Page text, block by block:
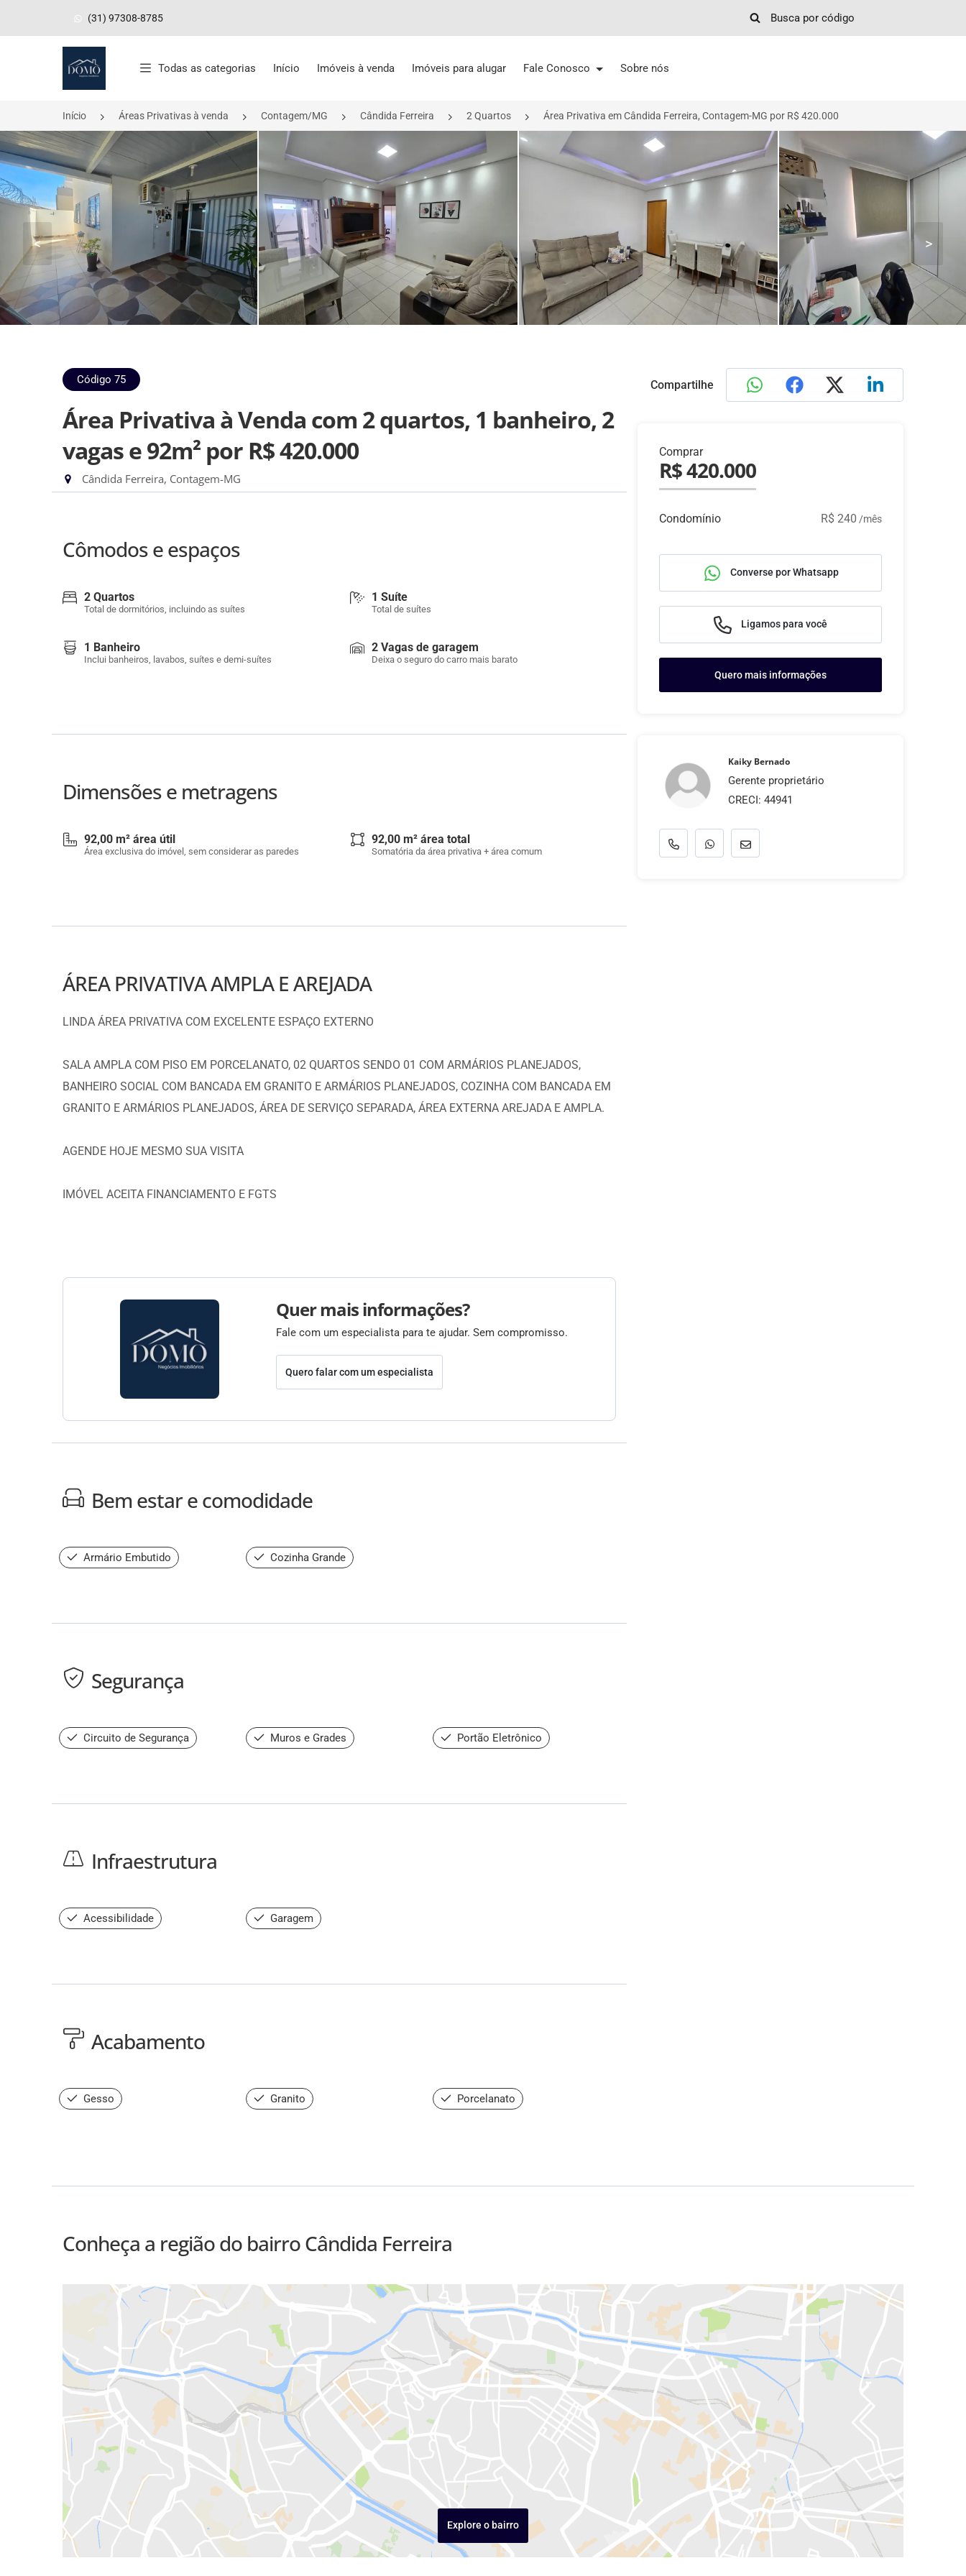
(31) 97308-8785
Página inicial
Todas as categorias Início Imóveis à venda Imóveis para alugar Fale Conosco Sobre nós
Início Áreas Privativas à venda Contagem/MG Cândida Ferreira 2 Quartos Área Privativa em Cândida Ferreira, Contagem-MG por R$ 420.000
< >
Código 75
Área Privativa à Venda com 2 quartos, 1 banheiro, 2
vagas e 92m² por R$ 420.000
Cândida Ferreira, Contagem-MG
Cômodos e espaços
2 Quartos
Total de dormitórios, incluindo as suítes
1 Suíte
Total de suítes
1 Banheiro
Inclui banheiros, lavabos, suítes e demi-suítes
2 Vagas de garagem
Deixa o seguro do carro mais barato
Dimensões e metragens
92,00 m² área útil
Área exclusiva do imóvel, sem considerar as paredes
92,00 m² área total
Somatória da área privativa + área comum
ÁREA PRIVATIVA AMPLA E AREJADA
LINDA ÁREA PRIVATIVA COM EXCELENTE ESPAÇO EXTERNO
SALA AMPLA COM PISO EM PORCELANATO, 02 QUARTOS SENDO 01 COM ARMÁRIOS PLANEJADOS,
BANHEIRO SOCIAL COM BANCADA EM GRANITO E ARMÁRIOS PLANEJADOS, COZINHA COM BANCADA EM
GRANITO E ARMÁRIOS PLANEJADOS, ÁREA DE SERVIÇO SEPARADA, ÁREA EXTERNA AREJADA E AMPLA.
AGENDE HOJE MESMO SUA VISITA
IMÓVEL ACEITA FINANCIAMENTO E FGTS
Quer mais informações?
Fale com um especialista para te ajudar. Sem compromisso.
Quero falar com um especialista
Bem estar e comodidade
Armário Embutido Cozinha Grande
Segurança
Circuito de Segurança Muros e Grades Portão Eletrônico
Infraestrutura
Acessibilidade Garagem
Acabamento
Gesso Granito Porcelanato
Compartilhe
Comprar
R$ 420.000
Condomínio R$ 240 /mês
Converse por Whatsapp
Ligamos para você
Quero mais informações
Kaiky Bernado
Gerente proprietário
CRECI: 44941
Conheça a região do bairro Cândida Ferreira
Explore o bairro